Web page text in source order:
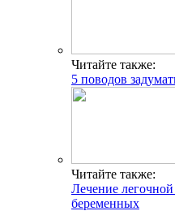
Читайте также:
5 поводов
Читайте также:
Лечение
беременных